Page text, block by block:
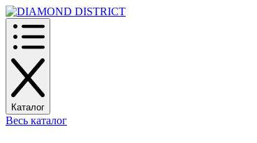
Каталог
Весь каталог